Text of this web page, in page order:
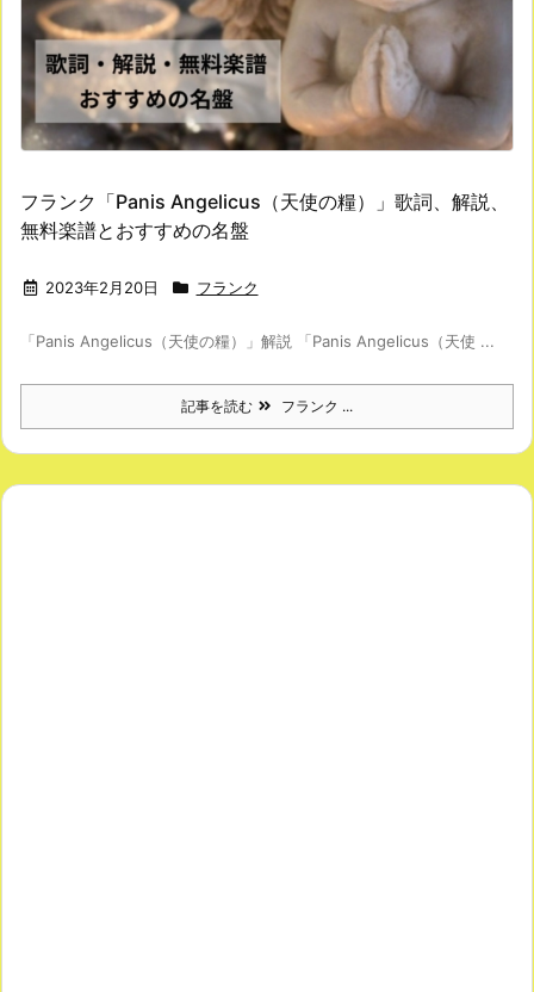
フランク「Panis Angelicus（天使の糧）」歌詞、解説、
無料楽譜とおすすめの名盤
2023年2月20日 フランク
「Panis Angelicus（天使の糧）」解説 「Panis Angelicus（天使 ...
記事を読む フランク ...